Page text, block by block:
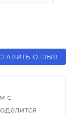
ОТЗЫВ
с